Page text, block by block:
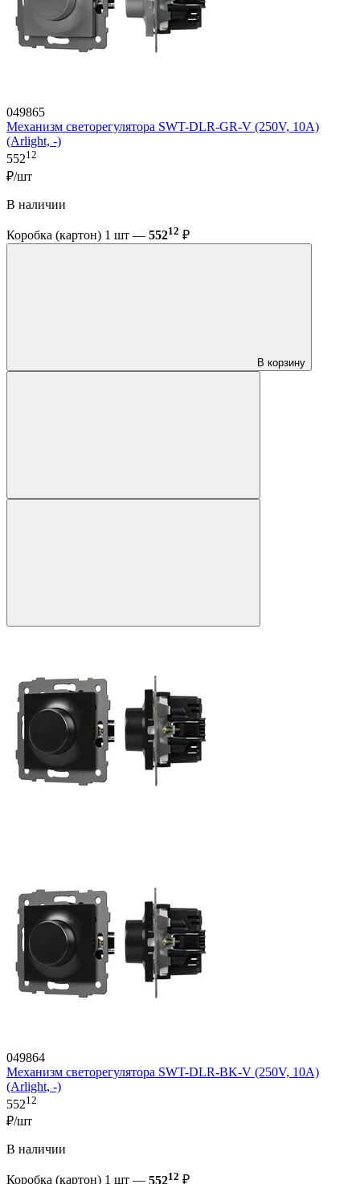
049865
Механизм светорегулятора SWT-DLR-GR-V (250V, 10A)
(Arlight, -)
55212
₽/шт
В наличии
Коробка (картон) 1 шт — 55212 ₽
В корзину
049864
Механизм светорегулятора SWT-DLR-BK-V (250V, 10A)
(Arlight, -)
55212
₽/шт
В наличии
Коробка (картон) 1 шт — 55212 ₽